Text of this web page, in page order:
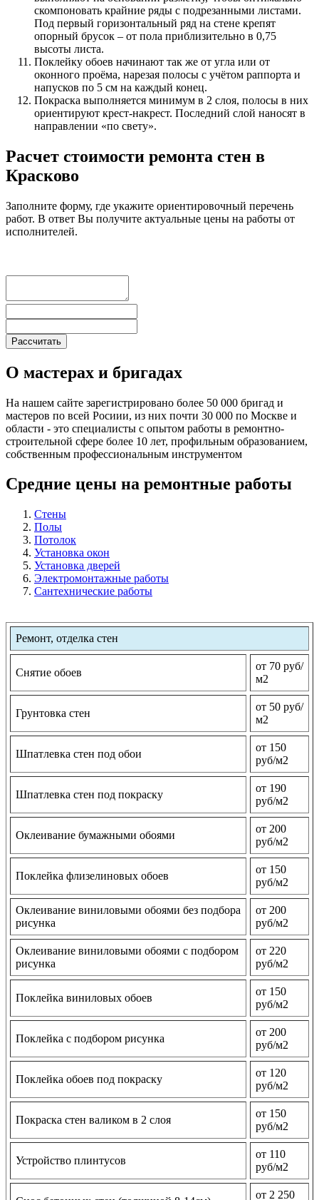
скомпоновать крайние ряды с подрезанными листами.
Под первый горизонтальный ряд на стене крепят
опорный брусок – от пола приблизительно в 0,75
высоты листа.
Поклейку обоев начинают так же от угла или от
оконного проёма, нарезая полосы с учётом раппорта и
напусков по 5 см на каждый конец.
Покраска выполняется минимум в 2 слоя, полосы в них
ориентируют крест-накрест. Последний слой наносят в
направлении «по свету».
Расчет стоимости ремонта стен в
Красково
Заполните форму, где укажите ориентировочный перечень
работ. В ответ Вы получите актуальные цены на работы от
исполнителей.
О мастерах и бригадах
На нашем сайте зарегистрировано более 50 000 бригад и
мастеров по всей Росиии, из них почти 30 000 по Москве и
области - это специалисты с опытом работы в ремонтно-
строительной сфере более 10 лет, профильным образованием,
собственным профессиональным инструментом
Средние цены на ремонтные работы
Стены
Полы
Потолок
Установка окон
Установка дверей
Электромонтажные работы
Сантехнические работы
Ремонт, отделка стен
Снятие обоев
от 70 руб/
м2
Грунтовка стен
от 50 руб/
м2
Шпатлевка стен под обои
от 150
руб/м2
Шпатлевка стен под покраску
от 190
руб/м2
Оклеивание бумажными обоями
от 200
руб/м2
Поклейка флизелиновых обоев
от 150
руб/м2
Оклеивание виниловыми обоями без подбора
рисунка
от 200
руб/м2
Оклеивание виниловыми обоями с подбором
рисунка
от 220
руб/м2
Поклейка виниловых обоев
от 150
руб/м2
Поклейка с подбором рисунка
от 200
руб/м2
Поклейка обоев под покраску
от 120
руб/м2
Покраска стен валиком в 2 слоя
от 150
руб/м2
Устройство плинтусов
от 110
руб/м2
от 2 250